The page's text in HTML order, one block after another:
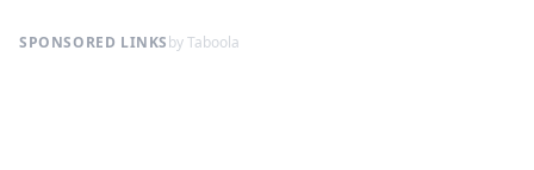
SPONSORED LINKSby Taboola